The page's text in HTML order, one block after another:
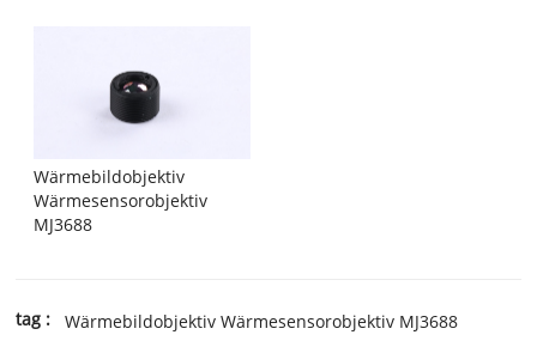
Wärmebildobjektiv
Wärmesensorobjektiv
MJ3688
tag : Wärmebildobjektiv Wärmesensorobjektiv MJ3688